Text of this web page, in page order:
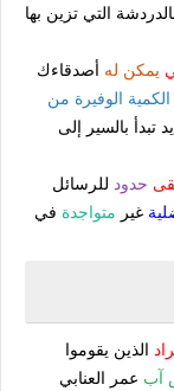
التي تزين بها
يمكن له أصدقاءك
الكمية الوفيرة من
تبدأ بالسير إلى
حدود للرسائل
غير متواجدة في
الذين يقوموا
آب عمر العنابي